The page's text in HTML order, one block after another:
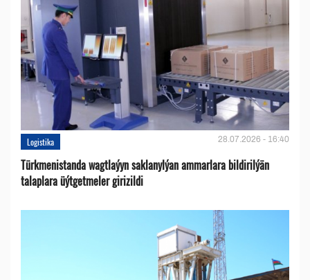
Logistika 28.07.2026 - 16:40
Türkmenistanda wagtlaýyn saklanylýan ammarlara bildirilýän
talaplara üýtgetmeler girizildi